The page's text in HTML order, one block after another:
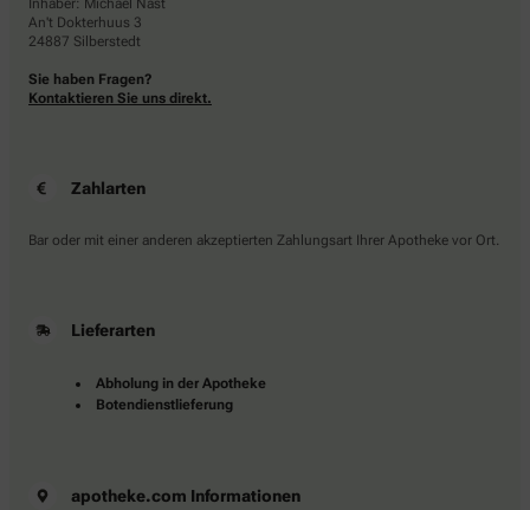
Inhaber: Michael Nast
An't Dokterhuus 3
24887 Silberstedt
Sie haben Fragen?
Kontaktieren Sie uns direkt.
Zahlarten
Bar oder mit einer anderen akzeptierten Zahlungsart Ihrer Apotheke vor Ort.
Lieferarten
Abholung in der Apotheke
Botendienstlieferung
apotheke.com Informationen